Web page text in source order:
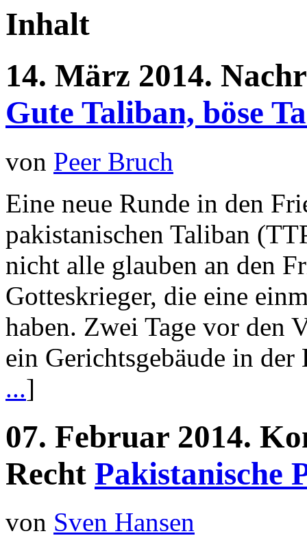
Inhalt
14. März 2014.
Gute Taliban, böse
von Peer Bruch
Eine neue Runde in den
pakistanischen Taliban
nicht alle glauben an den
Gotteskrieger, die eine
haben. Zwei Tage vor den
ein Gerichtsgebäude in
...]
07. Februar 2014.
Recht Pakistanische
von Sven Hansen